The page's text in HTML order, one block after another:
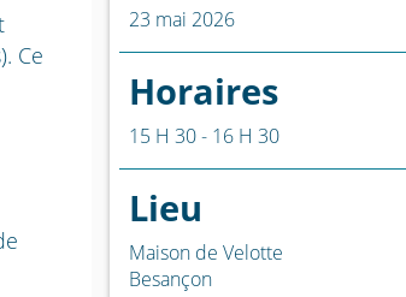
Ce
23 mai 2026
Horaires
15 H 30 - 16 H 30
Lieu
Maison de Velotte
Besançon